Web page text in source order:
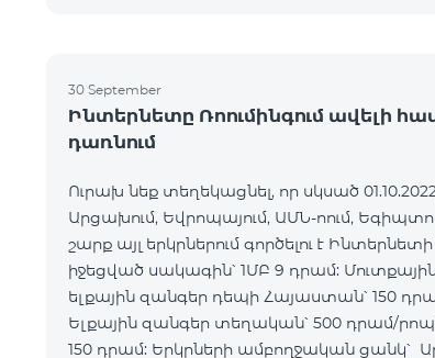
30 September
Ինտերնետը Ռոումինգում ավելի
դառնում
Ուրախ նեք տեղեկացնել, որ սկսած
Արցախում, Եվրոպայում, ԱՄՆ-ոում,
շարք այլ երկրներում գործելու է
իջեցված սակագին՝ 1ՄԲ 9 դրամ:
ելքային զանգեր դեպի Հայաստան՝ 150
Ելքային զանգեր տեղական՝ 500 դրամ/
150 դրամ: Երկրների ամբողջական ցանկ՝